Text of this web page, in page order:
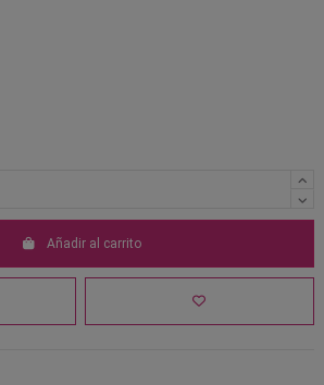
Añadir al carrito